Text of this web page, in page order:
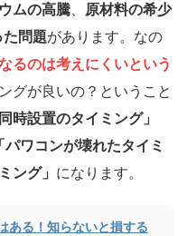
ムの高騰
原材料の希少
た問題があります。なの
るのは考えにくいという
グが良いの？ということ
時設置のタイミング」
パワコンが壊れたタイミ
ング」 になります。
ある！知らないと損する